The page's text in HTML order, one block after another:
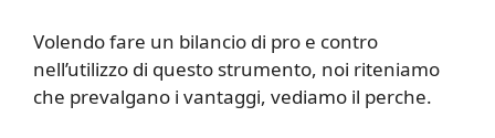
Volendo fare un bilancio di pro e contro
nell’utilizzo di questo strumento, noi riteniamo
che prevalgano i vantaggi, vediamo il perche.